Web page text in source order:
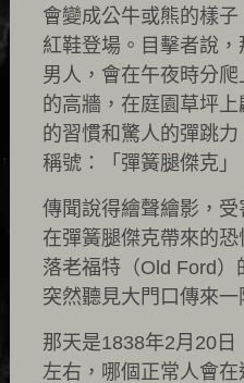
會變成公牛或熊的樣
紅鞋登場。目擊者說
男人，會在午夜時分
的高牆，在庭園草坪
的習慣和驚人的彈跳
稱號：「彈簧腿傑克」
傳聞說得繪聲繪影，受
在彈簧腿傑克帶來的
落老福特（Old Ford）
突然聽見大門口傳來一
那天是1838年2月20
左右，哪個正常人會